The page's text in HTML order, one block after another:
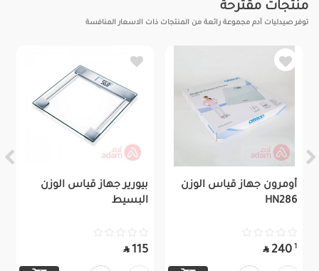
منتجات مقترحة
توفر صيدليات آدم مجموعة رائعة من المنتجات ذات الاسعار المنافسة
أومرون جهاز قياس الوزن
HN286
1
240

بيورير جهاز قياس الوزن
البسيط
115
